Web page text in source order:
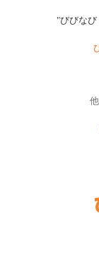
"びびなび